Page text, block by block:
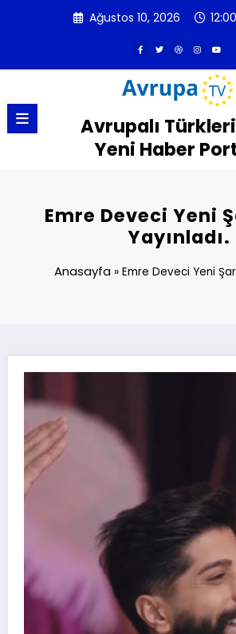
Ağustos 10, 2026
Avrupalı
Yeni Haber
Emre Deveci Yeni
Yayınladı.
Anasayfa» Emre Deveci Yeni